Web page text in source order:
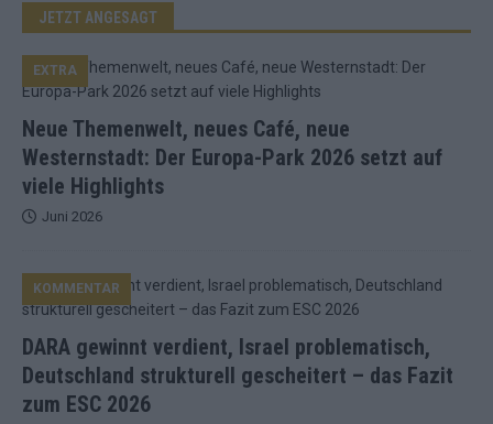
JETZT ANGESAGT
Neue Themenwelt, neues Café, neue
Westernstadt: Der Europa-Park 2026 setzt auf
viele Highlights
EXTRA
Juni 2026
DARA gewinnt verdient, Israel problematisch,
Deutschland strukturell gescheitert – das Fazit
zum ESC 2026
KOMMENTAR